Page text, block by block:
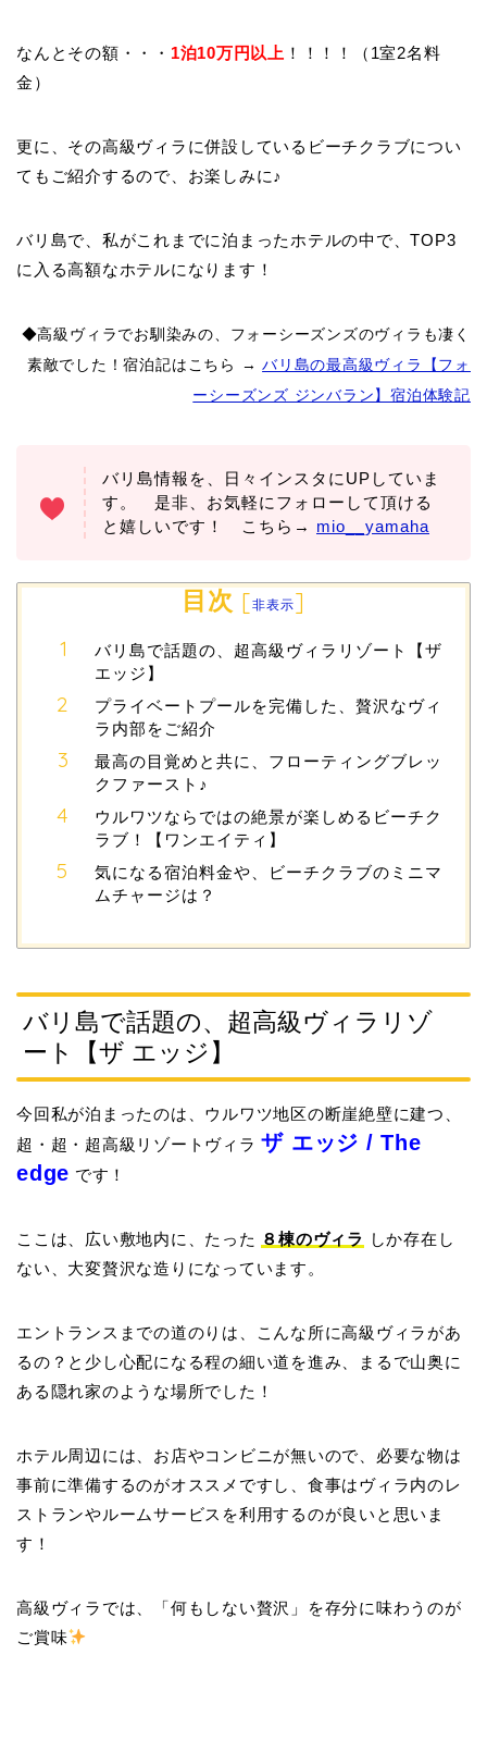
なんとその額・・・ 1泊10万円以上 ！！！！（1室2名料
金）
更に、その高級ヴィラに併設しているビーチクラブについ
てもご紹介するので、お楽しみに♪
バリ島で、私がこれまでに泊まったホテルの中で、TOP3
に入る高額なホテルになります！
◆高級ヴィラでお馴染みの、フォーシーズンズのヴィラも凄く
素敵でした！宿泊記はこちら →バリ島の最高級ヴィラ【フォ
ーシーズンズ ジンバラン】宿泊体験記
バリ島情報を、日々インスタにUPしていま
す。 是非、お気軽にフォローして頂ける
と嬉しいです！ こちら→ mio__yamaha
目次 [非表示]
バリ島で話題の、超高級ヴィラリゾート【ザ
エッジ】
プライベートプールを完備した、贅沢なヴィ
ラ内部をご紹介
最高の目覚めと共に、フローティングブレッ
クファースト♪
ウルワツならではの絶景が楽しめるビーチク
ラブ！【ワンエイティ】
気になる宿泊料金や、ビーチクラブのミニマ
ムチャージは？
バリ島で話題の、超高級ヴィラリゾ
ート【ザ エッジ】
今回私が泊まったのは、ウルワツ地区の断崖絶壁に建つ、
超・超・超高級リゾートヴィラザ エッジ / The
edge です！
ここは、広い敷地内に、たった ８棟のヴィラ しか存在し
ない、大変贅沢な造りになっています。
エントランスまでの道のりは、こんな所に高級ヴィラがあ
るの？と少し心配になる程の細い道を進み、まるで山奥に
ある隠れ家のような場所でした！
ホテル周辺には、お店やコンビニが無いので、必要な物は
事前に準備するのがオススメですし、食事はヴィラ内のレ
ストランやルームサービスを利用するのが良いと思いま
す！
高級ヴィラでは、「何もしない贅沢」を存分に味わうのが
ご賞味